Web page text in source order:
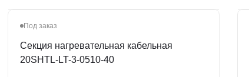
Под заказ
Секция нагревательная кабельная
20SHTL-LT-3-0510-40